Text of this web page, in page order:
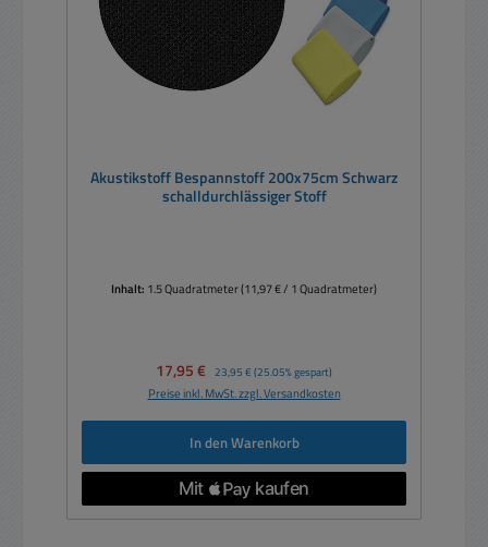
Akustikstoff Bespannstoff 200x75cm Schwarz
schalldurchlässiger Stoff
Inhalt: 1.5 Quadratmeter(11,97 € / 1 Quadratmeter)
Verkaufspreis:
17,95 € Regulärer Preis:
23,95 € (25.05% gespart)
Preise inkl. MwSt. zzgl. Versandkosten
In den Warenkorb